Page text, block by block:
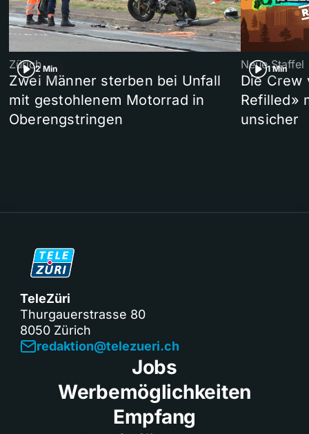
2 Min
Zürich
Zwei Männer sterben bei Unfall
mit gestohlenem Motorrad in
Oberengstringen
1 Min
Neue Staffel
Die Crew
Refilled»
unsicher
TeleZüri
Thurgauerstrasse 80
8050 Zürich
redaktion@telezueri.ch
Jobs
Werbemöglichkeiten
Empfang